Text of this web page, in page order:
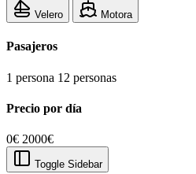
Velero Motora
Pasajeros
1 persona 12 personas
Precio por día
0€ 2000€
Toggle Sidebar